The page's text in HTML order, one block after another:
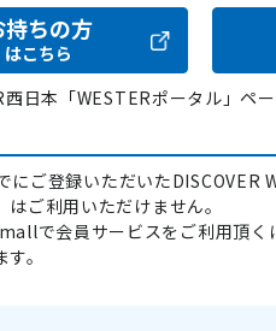
持ちの方
はこちら
西日本「WESTERポータル」ペー
にご登録いただいたDISCOVER
ご利用いただけません。
で会員サービスをご利用頂
。